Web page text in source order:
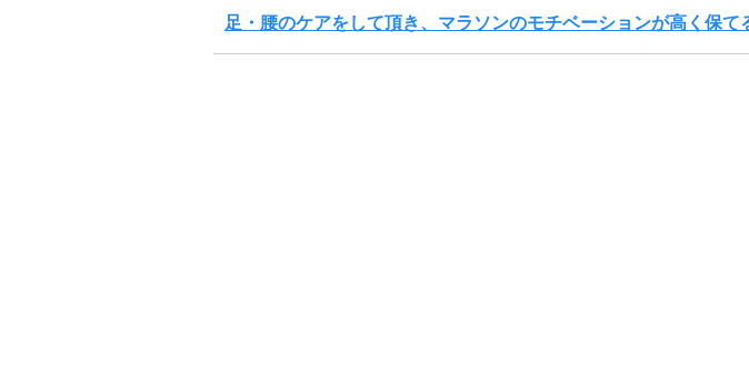
足・腰のケアをして頂き、マラソンのモチベーションが高く保て